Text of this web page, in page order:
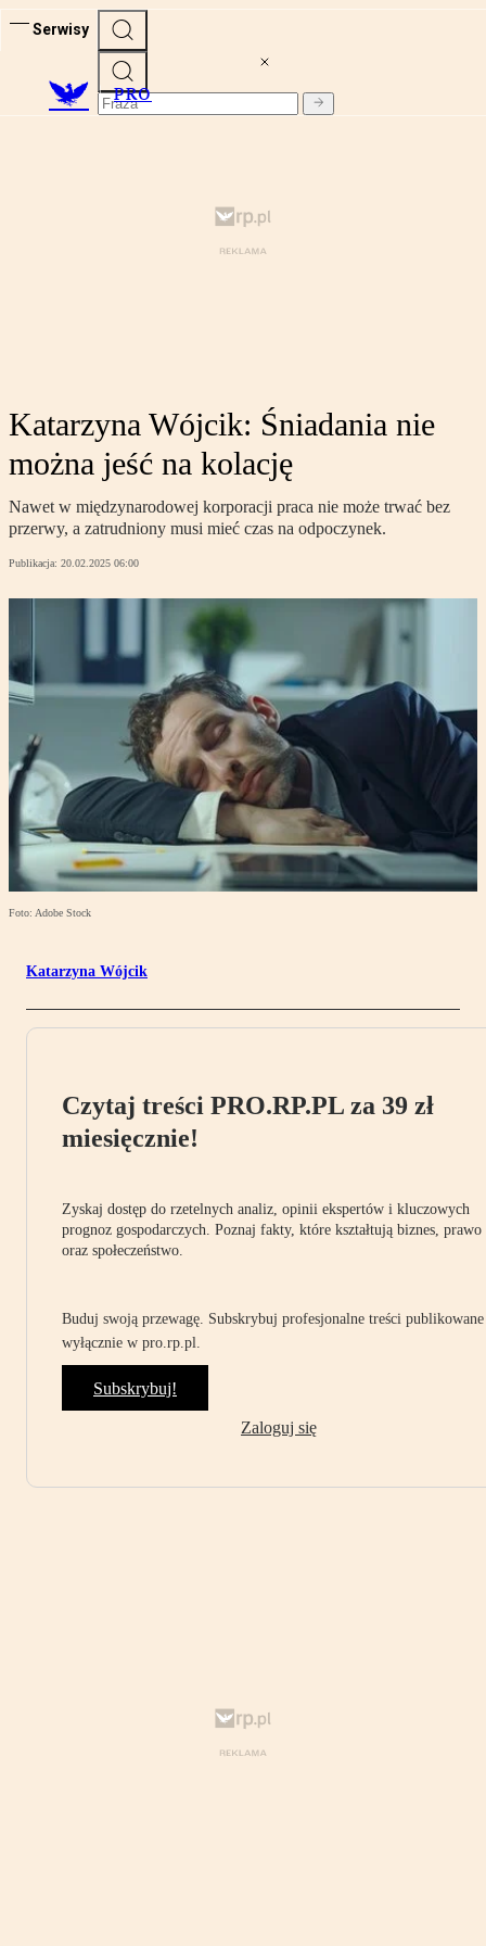
Serwisy
PRO
Katarzyna Wójcik: Śniadania nie
można jeść na kolację
Nawet w międzynarodowej korporacji praca nie może trwać bez
przerwy, a zatrudniony musi mieć czas na odpoczynek.
Publikacja: 20.02.2025 06:00
Foto: Adobe Stock
Katarzyna Wójcik
Czytaj treści PRO.RP.PL za 39 zł
miesięcznie!
Zyskaj dostęp do rzetelnych analiz, opinii ekspertów i kluczowych
prognoz gospodarczych. Poznaj fakty, które kształtują biznes, prawo
oraz społeczeństwo.
Buduj swoją przewagę. Subskrybuj profesjonalne treści publikowane
wyłącznie w pro.rp.pl.
Subskrybuj!
Zaloguj się